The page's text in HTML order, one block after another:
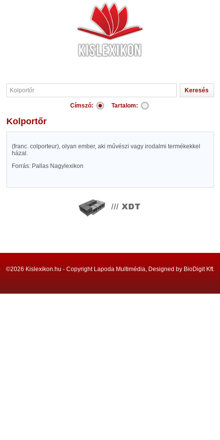
Címszó: Tartalom:
Kolportőr
(franc. colporteur), olyan ember, aki művészi vagy irodalmi termékekkel
házal.
Forrás: Pallas Nagylexikon
©2026 Kislexikon.hu - Copyright Lapoda Multimédia, Designed by BioDigit Kft.